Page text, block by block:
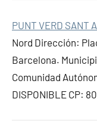
PUNT VERD SANT
Nord Dirección:
Barcelona.
Comunidad
DISPONIBLE CP: